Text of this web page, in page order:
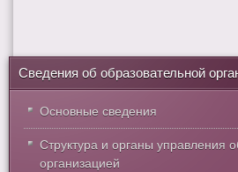
Сведения об образовательной
Основные сведения
Структура и органы управления
организацией